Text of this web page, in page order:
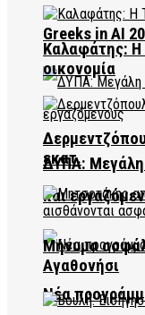
Greeks in AI
ΔΥΠΑ: Μεγάλη
και
Νέα
Καλαφάτης: Η
οικονομία
εκατ.
Μήνυμα
Αγαθονήσι